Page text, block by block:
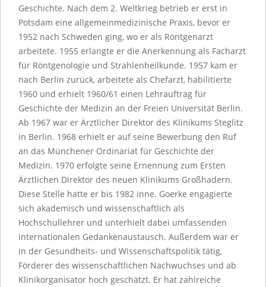
Geschichte. Nach dem 2. Weltkrieg betrieb er erst in
Potsdam eine allgemeinmedizinische Praxis, bevor er
1952 nach Schweden ging, wo er als Röntgenarzt
arbeitete. 1955 erlangte er die Anerkennung als Facharzt
für Röntgenologie und Strahlenheilkunde. 1957 kam er
nach Berlin zurück, arbeitete als Chefarzt, habilitierte
1960 und erhielt 1960/61 einen Lehrauftrag für
Geschichte der Medizin an der Freien Universität Berlin.
Ab 1967 war er Ärztlicher Direktor des Klinikums Steglitz
in Berlin. 1968 erhielt er auf seine Bewerbung den Ruf
an das Münchener Ordinariat für Geschichte der
Medizin. 1970 erfolgte seine Ernennung zum Ersten
Ärztlichen Direktor des neuen Klinikums Großhadern.
Diese Stelle hatte er bis 1982 inne. Goerke engagierte
sich akademisch und wissenschaftlich als
Hochschullehrer und unterhielt dabei umfassenden
internationalen Gedankenaustausch. Außerdem war er
in der Gesundheits- und Wissenschaftspolitik tätig,
Förderer des wissenschaftlichen Nachwuchses und ab
Klinikorganisator hoch geschätzt. Er hat zahlreiche